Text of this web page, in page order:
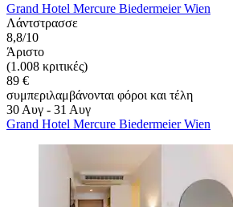
Grand Hotel Mercure Biedermeier Wien
Λάντστρασσε
8,8/10
Άριστο
(1.008 κριτικές)
89 €
συμπεριλαμβάνονται φόροι και τέλη
30 Αυγ - 31 Αυγ
Grand Hotel Mercure Biedermeier Wien